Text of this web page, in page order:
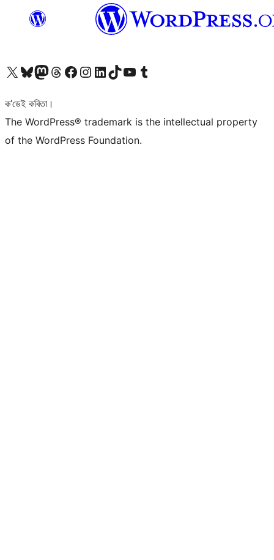
আমাৰ X (আগৰ Twitter) একাউণ্টলৈ যাওকআমাৰ Bluesky একাউণ্টলৈ যাওকআমাৰ Mastodon একাউণ্টলৈ যাওকআমাৰ Threads একাউণ্টলৈ যাওকআমাৰ Facebook পৃষ্ঠালৈ যাওকআমাৰ Instagram একাউণ্টলৈ যাওকআমাৰ LinkedIn একাউণ্টলৈ যাওকআমাৰ TikTok একাউণ্টলৈ যাওকআমাৰ YouTube চেনেললৈ যাওকআমাৰ Tumblr একাউণ্টলৈ যাওক
ক’ডেই কবিতা।
The WordPress® trademark is the intellectual property
of the WordPress Foundation.